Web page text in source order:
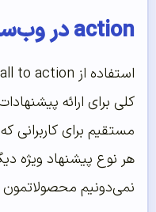
action در وب‌سایت
کلی برای ارائه
مستقیم برای کاربرانی
هر نوع پیشنهاد ویژه
نمی‌دونیم محصولاتمون